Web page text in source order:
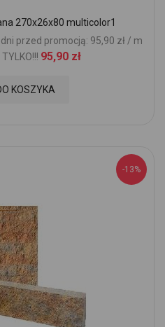
270x26x80 multicolor1
przed promocją: 95,90 zł / m
TYLKO!!! 95,90 zł
KOSZYKA
-13%